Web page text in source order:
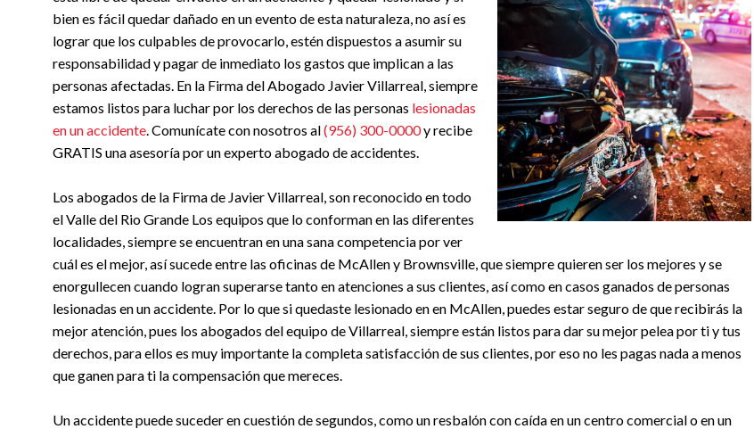
bien es fácil quedar dañado en un evento de esta naturaleza, no así es
lograr que los culpables de provocarlo, estén dispuestos a asumir su
responsabilidad y pagar de inmediato los gastos que implican a las
personas afectadas. En la Firma del Abogado Javier Villarreal, siempre
estamos listos para luchar por los derechos de las personas lesionadas
en un accidente. Comunícate con nosotros al(956) 300-0000y recibe
GRATIS una asesoría por un experto abogado de accidentes.
Los abogados de la Firma de Javier Villarreal, son reconocido en todo
el Valle del Rio Grande Los equipos que lo conforman en las diferentes
localidades, siempre se encuentran en una sana competencia por ver
cuál es el mejor, así sucede entre las oficinas de McAllen y Brownsville, que siempre quieren ser los mejores y se
enorgullecen cuando logran superarse tanto en atenciones a sus clientes, así como en casos ganados de personas
lesionadas en un accidente. Por lo que si quedaste lesionado en en McAllen, puedes estar seguro de que recibirás la
mejor atención, pues los abogados del equipo de Villarreal, siempre están listos para dar su mejor pelea por ti y tus
derechos, para ellos es muy importante la completa satisfacción de sus clientes, por eso no les pagas nada a menos
que ganen para ti la compensación que mereces.
Un accidente puede suceder en cuestión de segundos, como un resbalón con caída en un centro comercial o en un